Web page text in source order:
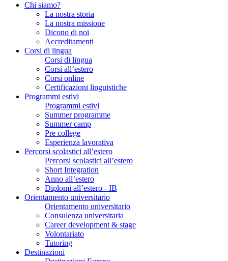
Chi siamo?
La nostra storia
La nostra missione
Dicono di noi
Accreditamenti
Corsi di lingua
Corsi di lingua
Corsi all’estero
Corsi online
Certificazioni linguistiche
Programmi estivi
Programmi estivi
Summer programme
Summer camp
Pre college
Esperienza lavorativa
Percorsi scolastici all’estero
Percorsi scolastici all’estero
Short Integration
Anno all’estero
Diplomi all’estero - IB
Orientamento universitario
Orientamento universitario
Consulenza universitaria
Career development & stage
Volontariato
Tutoring
Destinazioni